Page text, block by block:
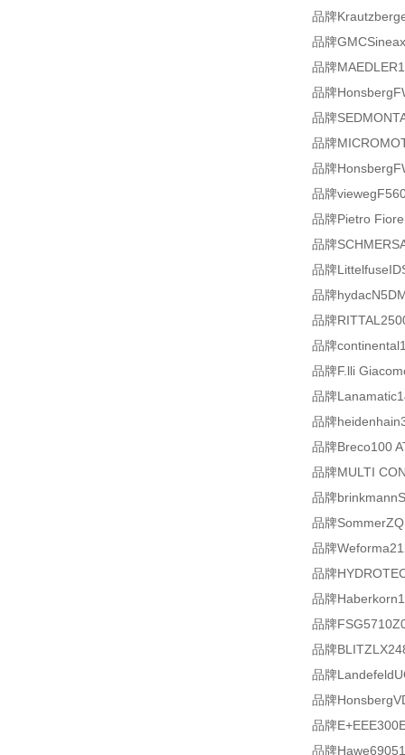
品牌
品牌
品牌
品牌
品牌
品牌
品牌
品牌
品牌Pietro
品牌
品牌
品牌
品牌
品牌
品牌F.lli
品牌
品牌
品牌Breco100
品牌MULTI
品牌
品牌SommerZQ
品牌
品牌
品牌
品牌
品牌
品牌
品牌
品牌
品牌